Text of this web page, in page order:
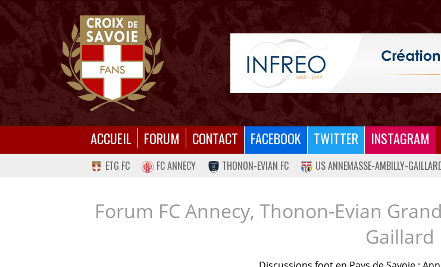
ACCUEIL FORUM CONTACT FACEBOOK TWITTER INSTAGRAM
ETG FC FC ANNECY THONON-EVIAN FC US ANNEMASSE-AMBILLY-
Forum FC Annecy, Thonon-Evian
Gaillard